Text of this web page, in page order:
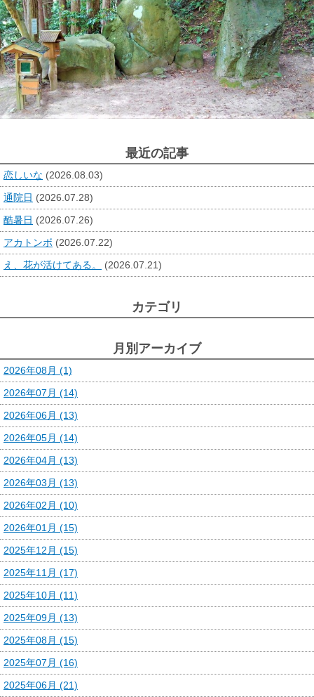
最近の記事
恋しいな (2026.08.03)
通院日 (2026.07.28)
酷暑日 (2026.07.26)
アカトンボ (2026.07.22)
え、花が活けてある。
(2026.07.21)
カテゴリ
月別アーカイブ
2026年08月 (1)
2026年07月 (14)
2026年06月 (13)
2026年05月 (14)
2026年04月 (13)
2026年03月 (13)
2026年02月 (10)
2026年01月 (15)
2025年12月 (15)
2025年11月 (17)
2025年10月 (11)
2025年09月 (13)
2025年08月 (15)
2025年07月 (16)
2025年06月 (21)